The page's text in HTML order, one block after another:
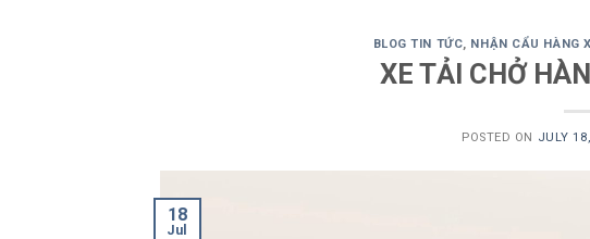
BLOG TIN TỨC, NHẬN CẨU HÀNG
XE TẢI CHỞ
POSTED ON JULY
18
Jul